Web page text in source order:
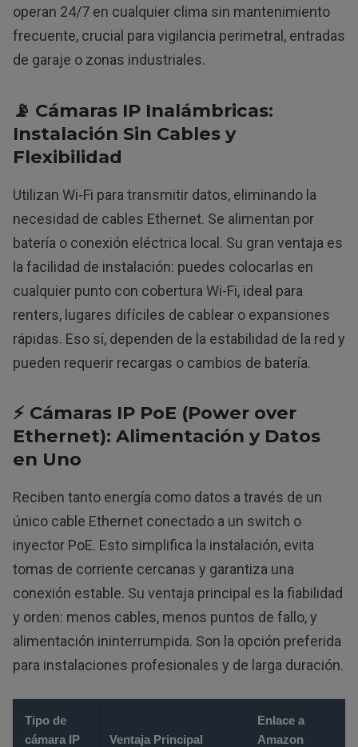
operan 24/7 en cualquier clima sin mantenimiento
frecuente, crucial para vigilancia perimetral, entradas
de garaje o zonas industriales.
📡 Cámaras IP Inalámbricas:
Instalación Sin Cables y
Flexibilidad
Utilizan Wi-Fi para transmitir datos, eliminando la
necesidad de cables Ethernet. Se alimentan por
batería o conexión eléctrica local. Su gran ventaja es
la facilidad de instalación: puedes colocarlas en
cualquier punto con cobertura Wi-Fi, ideal para
renters, lugares difíciles de cablear o expansiones
rápidas. Eso sí, dependen de la estabilidad de la red y
pueden requerir recargas o cambios de batería.
⚡ Cámaras IP PoE (Power over
Ethernet): Alimentación y Datos
en Uno
Reciben tanto energía como datos a través de un
único cable Ethernet conectado a un switch o
inyector PoE. Esto simplifica la instalación, evita
tomas de corriente cercanas y garantiza una
conexión estable. Su ventaja principal es la fiabilidad
y orden: menos cables, menos puntos de fallo, y
alimentación ininterrumpida. Son la opción preferida
para instalaciones profesionales y de larga duración.
Tipo de
cámara IP
Ventaja Principal
Enlace a
Amazon